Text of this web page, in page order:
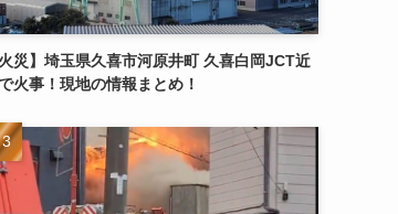
火災】埼玉県久喜市河原井町 久喜白岡JCT近
火事！現地の情報まとめ！